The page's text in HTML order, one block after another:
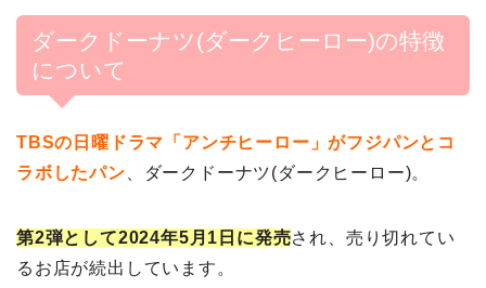
ダークドーナツ(ダークヒーロー)の特徴
について
TBSの日曜ドラマ「アンチヒーロー」がフジパンとコ
ラボしたパン 、ダークドーナツ(ダークヒーロー)。
第2弾として2024年5月1日に発売され、売り切れてい
るお店が続出しています。